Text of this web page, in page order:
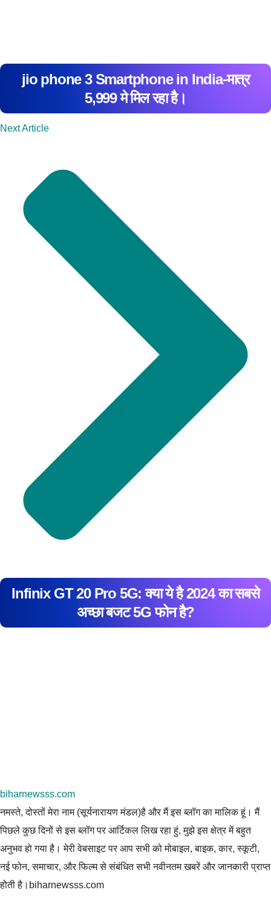
jio phone 3 Smartphone in India-मात्र
5,999 मे मिल रहा है।
Next Article
Infinix GT 20 Pro 5G: क्या ये है 2024 का सबसे
अच्छा बजट 5G फोन है?
biharnewsss.com
नमस्ते, दोस्तों मेरा नाम (सूर्यनारायण मंडल)है और मैं इस ब्लॉग का मालिक हूं। मैं
पिछले कुछ दिनों से इस ब्लॉग पर आर्टिकल लिख रहा हुं, मुझे इस क्षेत्र में बहुत
अनुभव हो गया है। मेरी वेबसाइट पर आप सभी को मोबाइल, बाइक, कार, स्कूटी,
नई फोन, समाचार, और फिल्म से संबंधित सभी नवीनतम खबरें और जानकारी प्राप्त
होती है।biharnewsss.com